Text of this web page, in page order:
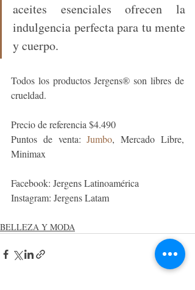
aceites esenciales ofrecen la
indulgencia perfecta para tu mente
y cuerpo.
Todos los productos Jergens® son libres de
crueldad.
Precio de referencia $4.490
Puntos de venta: Jumbo, Mercado Libre,
Minimax
Facebook: Jergens Latinoamérica
Instagram: Jergens Latam
BELLEZA Y MODA